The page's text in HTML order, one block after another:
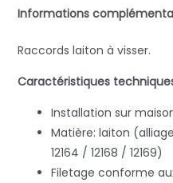
Informations
Raccords laiton à visser.
Caractéristiques
Installation sur
Matière: laiton
12164 / 12168 / 12169)
Filetage conforme